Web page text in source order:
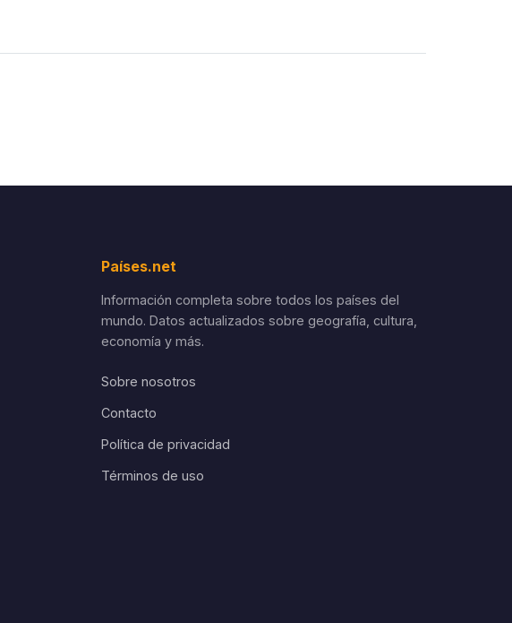
Países.net
Información completa sobre todos los países del
mundo. Datos actualizados sobre geografía, cultura,
economía y más.
Sobre nosotros
Contacto
Política de privacidad
Términos de uso